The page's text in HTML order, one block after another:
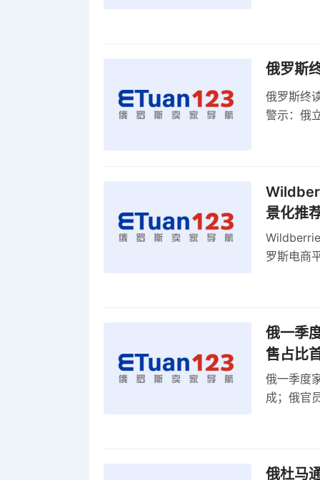
俄罗斯
俄罗斯终
警示：俄
景化推
罗斯电商
俄一季
售占比
俄一季度
成；俄官
俄杜马